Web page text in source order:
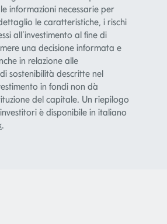
informazioni necessarie per
le caratteristiche, i rischi
all’investimento al fine di
una decisione informata e
in relazione alle
sostenibilità descritte nel
in fondi non dà
del capitale. Un riepilogo
è disponibile in italiano
.